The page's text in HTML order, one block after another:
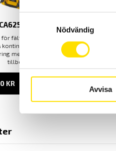
Nödvändig
Avvisa
µ-ohm mätare
fält- och industribruk med upp till 0,1
ström. CA6255 har även
med yttre temperaturgivare som
tillbehör.
KRPRISINTERVALL:
TILL
53,150.00 KR